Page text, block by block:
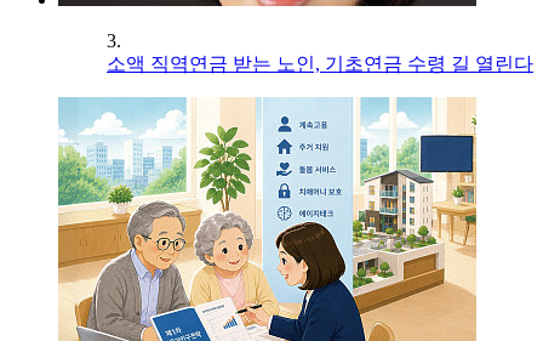
3.
소액 직역연금 받는 노인, 기초연금 수령 길 열린다